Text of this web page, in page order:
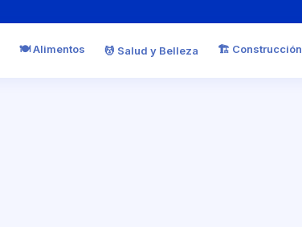
🍽️ Alimentos 💆 Salud y Belleza 🏗️ Construcción